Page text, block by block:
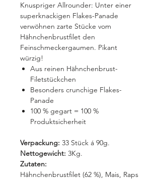
Knuspriger Allrounder: Unter einer
superknackigen Flakes-Panade
verwöhnen zarte Stücke vom
Hähnchenbrustfilet den
Feinschmeckergaumen. Pikant
würzig!
Aus reinen Hähnchenbrust-
Filetstückchen
Besonders crunchige Flakes-
Panade
100 % gegart = 100 %
Produktsicherheit
Verpackung: 33 Stück á 90g.
Nettogewicht: 3Kg.
Zutaten:
Hähnchenbrustfilet (62 %), Mais, Raps